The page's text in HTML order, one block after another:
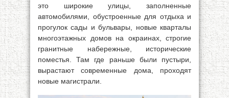
это широкие улицы, заполненные
автомобилями, обустроенные для отдыха и
прогулок сады и бульвары, новые кварталы
многоэтажных домов на окраинах, строгие
гранитные набережные, исторические
поместья. Там где раньше были пустыри,
вырастают современные дома, проходят
новые магистрали.